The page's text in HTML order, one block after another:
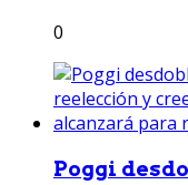
0
Poggi